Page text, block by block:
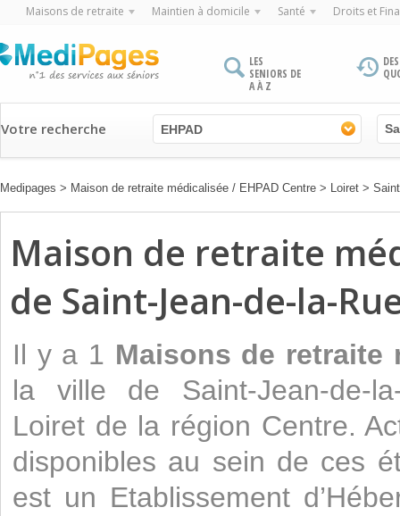
Maisons de retraite Maintien à domicile Santé Droits et
LES
SENIORS DE
A À Z
Votre recherche EHPAD
Medipages > Maison de retraite médicalisée / EHPAD Centre > Loiret >
Maison de retraite
de Saint-Jean-de-la-
Il y a 1 Maisons de retraite
la ville de Saint-Jean-de-
Loiret de la région Centre.
disponibles au sein de ces
est un Etablissement